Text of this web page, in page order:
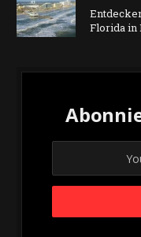
Florida in